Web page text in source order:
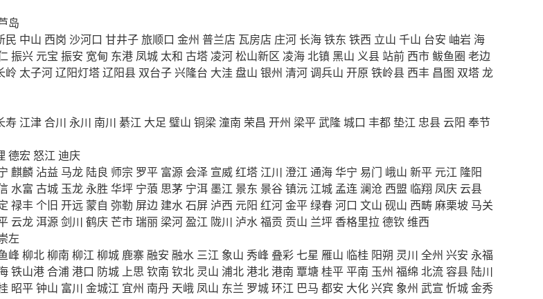
岛
民 中山 西岗 沙河口 甘井子旅顺口 金州 普兰店 瓦房店 庄河 长海铁东 铁西 立山 千山 台安 岫岩 海
振兴 元宝 振安 宽甸 东港 凤城 太和 古塔 凌河松山新区 凌海北镇黑山 义县 站前 西市 鲅鱼圈 老边
岭 太子河辽阳灯塔辽阳县 双台子兴隆台 大洼 盘山 银州 清河调兵山 开原 铁岭县 西丰 昌图 双塔龙
寿 江津合川 永川 南川 綦江 大足 璧山 铜梁潼南 荣昌 开州 梁平武隆城口 丰都 垫江 忠县 云阳 奉节
德宏 怒江 迪庆
麒麟 沾益 马龙 陆良 师宗 罗平 富源 会泽 宣威红塔 江川 澄江 通海华宁 易门 峨山 新平 元江 隆阳
水富 古城 玉龙 永胜 华坪 宁蒗 思茅 宁洱 墨江 景东 景谷镇沅 江城 孟连 澜沧 西盟 临翔 凤庆 云县
禄丰个旧 开远 蒙自 弥勒 屏边 建水石屏 泸西 元阳 红河金平绿春河口 文山 砚山 西畴麻栗坡 马关
云龙 洱源剑川 鹤庆 芒市瑞丽 梁河盈江 陇川 泸水福贡 贡山 兰坪 香格里拉 德钦维西
左
峰 柳北柳南 柳江 柳城 鹿寨融安 融水 三江 象山 秀峰 叠彩七星 雁山 临桂 阳朔 灵川 全州 兴安 永福
铁山港合浦港口 防城 上思 钦南 钦北 灵山 浦北港北港南 覃塘桂平平南 玉州 福绵 北流 容县 陆川
昭平钟山 富川 金城江 宜州 南丹 天峨 凤山 东兰 罗城环江 巴马 都安 大化兴宾 象州 武宣 忻城金秀